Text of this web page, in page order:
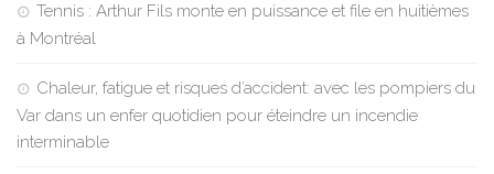
Tennis : Arthur Fils monte en puissance et file en huitièmes
à Montréal
Chaleur, fatigue et risques d’accident: avec les pompiers du
Var dans un enfer quotidien pour éteindre un incendie
interminable